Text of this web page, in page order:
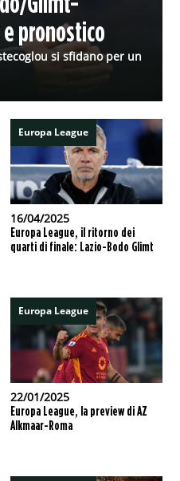
pronostico
si sfidano per un
Europa League
16/04/2025
Europa League, il ritorno dei
quarti di finale: Lazio-Bodo Glimt
Europa League
22/01/2025
Europa League, la preview di AZ
Alkmaar-Roma